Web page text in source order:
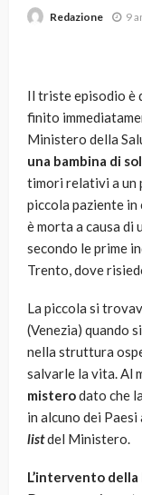
Redazione 9
Il triste episodio è
finito
Ministero della
una bambina di
timori relativi a un
piccola paziente in
è morta a causa di
secondo le prime
Trento, dove
La piccola si
(Venezia) quando
nella struttura
salvarle la vita. Al
misterodato che
in alcuno dei
listdel Ministero.
L’intervento